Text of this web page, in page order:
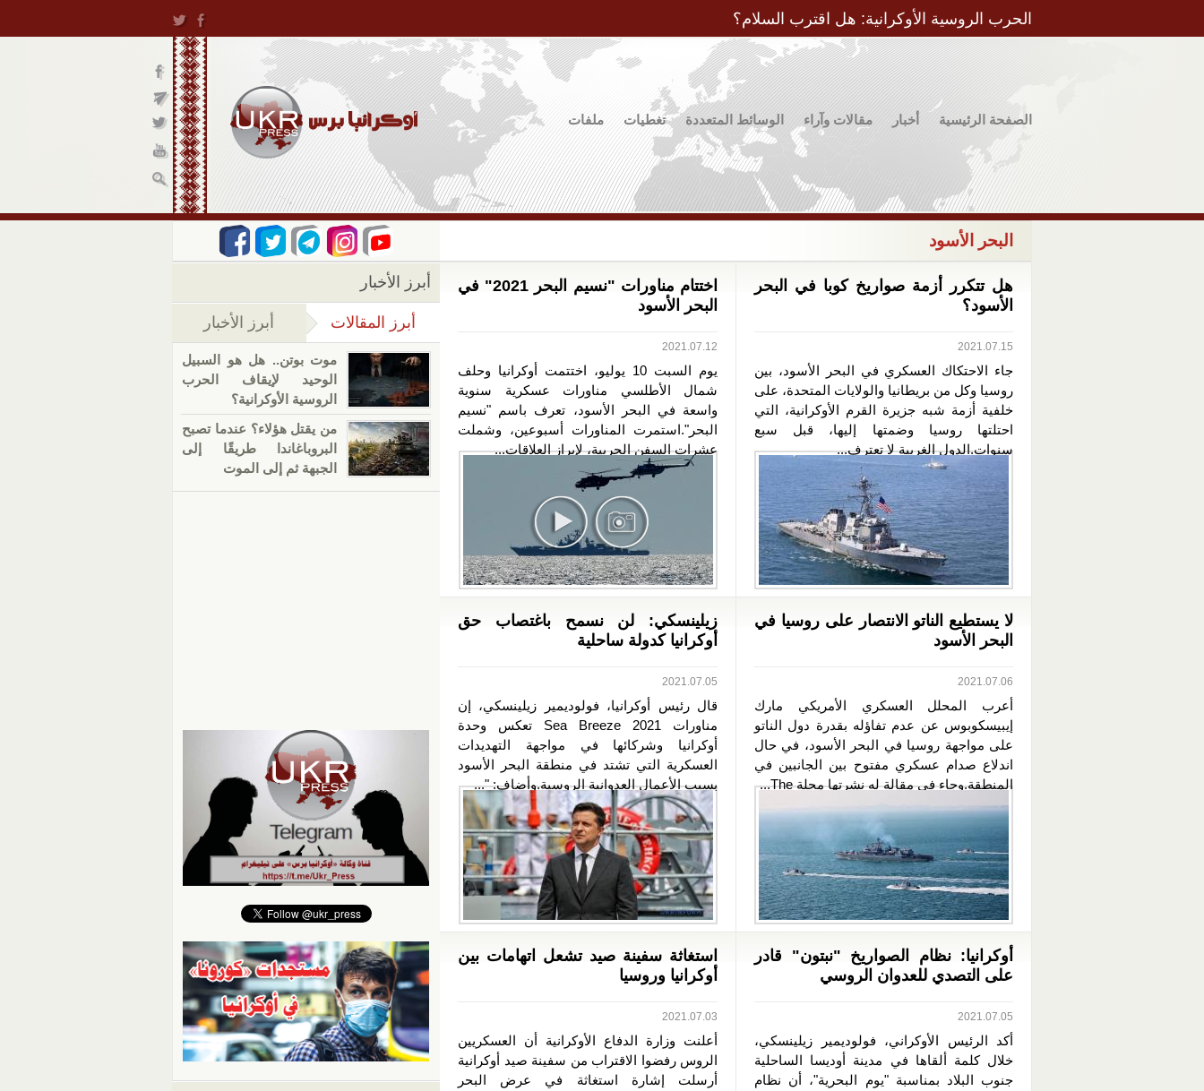
الحرب الروسية الأوكرانية: هل اقترب السلام؟
الصفحة الرئيسية أخبار مقالات وآراء الوسائط المتعددة تغطيات ملفات
البحر الأسود
هل تتكرر أزمة صواريخ كوبا في البحر
الأسود؟
2021.07.15
جاء الاحتكاك العسكري في البحر الأسود، بين
روسيا وكل من بريطانيا والولايات المتحدة، على
خلفية أزمة شبه جزيرة القرم الأوكرانية، التي
احتلتها روسيا وضمتها إليها، قبل سبع
سنوات.الدول الغربية لا تعترف...
اختتام مناورات "نسيم البحر 2021" في
البحر الأسود
2021.07.12
يوم السبت 10 يوليو، اختتمت أوكرانيا وحلف
شمال الأطلسي مناورات عسكرية سنوية
واسعة في البحر الأسود، تعرف باسم "نسيم
البحر".استمرت المناورات أسبوعين، وشملت
عشرات السفن الحربية، لإبراز العلاقات...
لا يستطيع الناتو الانتصار على روسيا في
البحر الأسود
2021.07.06
أعرب المحلل العسكري الأمريكي مارك
إيبيسكوبوس عن عدم تفاؤله بقدرة دول الناتو
على مواجهة روسيا في البحر الأسود، في حال
اندلاع صدام عسكري مفتوح بين الجانبين في
المنطقة.وجاء في مقالة له نشرتها مجلة The...
زيلينسكي: لن نسمح باغتصاب حق
أوكرانيا كدولة ساحلية
2021.07.05
قال رئيس أوكرانيا، فولوديمير زيلينسكي، إن
مناورات Sea Breeze 2021 تعكس وحدة
أوكرانيا وشركائها في مواجهة التهديدات
العسكرية التي تشتد في منطقة البحر الأسود
بسبب الأعمال العدوانية الروسية.وأضاف: "...
أوكرانيا: نظام الصواريخ "نبتون" قادر
على التصدي للعدوان الروسي
2021.07.05
أكد الرئيس الأوكراني، فولوديمير زيلينسكي،
خلال كلمة ألقاها في مدينة أوديسا الساحلية
جنوب البلاد بمناسبة "يوم البحرية"، أن نظام
استغاثة سفينة صيد تشعل اتهامات بين
أوكرانيا وروسيا
2021.07.03
أعلنت وزارة الدفاع الأوكرانية أن العسكريين
الروس رفضوا الاقتراب من سفينة صيد أوكرانية
أرسلت إشارة استغاثة في عرض البحر
أبرز الأخبار
أبرز المقالات (علامة التبويب النشطة)
أبرز الأخبار
موت بوتن.. هل هو السبيل
الوحيد لإيقاف الحرب
الروسية الأوكرانية؟
من يقتل هؤلاء؟ عندما تصبح
البروباغاندا طريقًا إلى
الجبهة ثم إلى الموت